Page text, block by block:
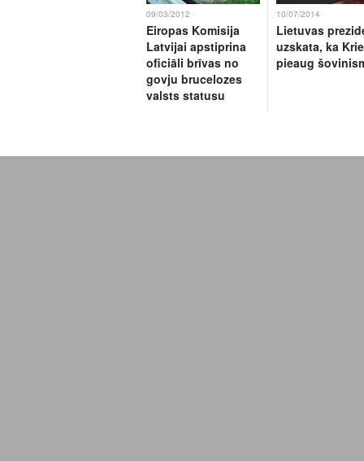
09/03/2012
Eiropas Komisija
Latvijai apstiprina
oficiāli brīvas no
govju brucelozes
valsts statusu
10/07/2014
Lietuvas
uzskata, ka
pieaug